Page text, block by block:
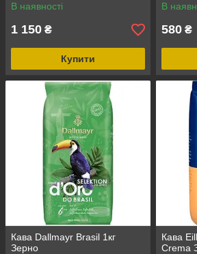
В наявності
1 150 ₴
Купити
В
580 ₴
Кава Dallmayr Brasil 1кг
Зерно
Кава
Crema